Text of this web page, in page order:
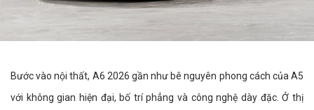
Bước vào nội thất, A6 2026 gần như bê nguyên phong cách của A5
với không gian hiện đại, bố trí phẳng và công nghệ dày đặc. Ở thị